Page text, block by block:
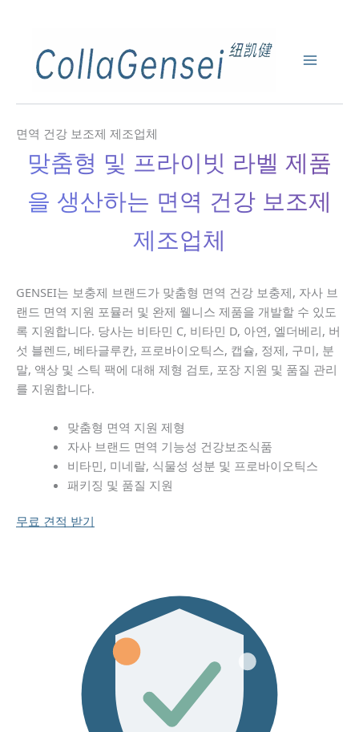
면역 건강 보조제 제조업체
맞춤형 및 프라이빗 라벨 제품
을 생산하는 면역 건강 보조제
제조업체
GENSEI는 보충제 브랜드가 맞춤형 면역 건강 보충제, 자사 브
랜드 면역 지원 포뮬러 및 완제 웰니스 제품을 개발할 수 있도
록 지원합니다. 당사는 비타민 C, 비타민 D, 아연, 엘더베리, 버
섯 블렌드, 베타글루칸, 프로바이오틱스, 캡슐, 정제, 구미, 분
말, 액상 및 스틱 팩에 대해 제형 검토, 포장 지원 및 품질 관리
를 지원합니다.
맞춤형 면역 지원 제형
자사 브랜드 면역 기능성 건강보조식품
비타민, 미네랄, 식물성 성분 및 프로바이오틱스
패키징 및 품질 지원
무료 견적 받기